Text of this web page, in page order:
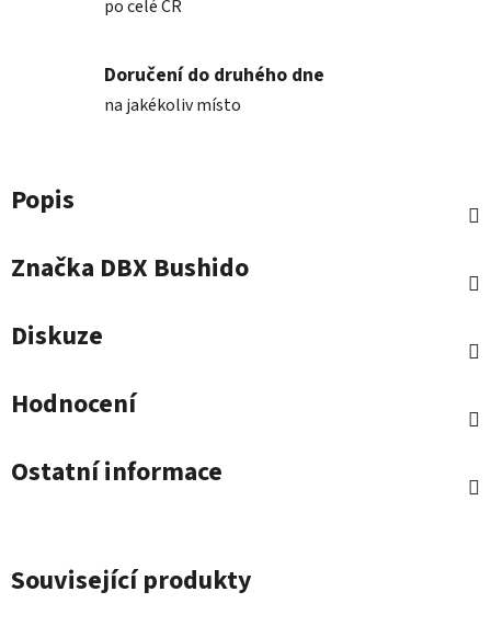
po celé ČR
Doručení do druhého dne
na jakékoliv místo
Popis
Značka DBX Bushido
Diskuze
Hodnocení
Ostatní informace
Související produkty